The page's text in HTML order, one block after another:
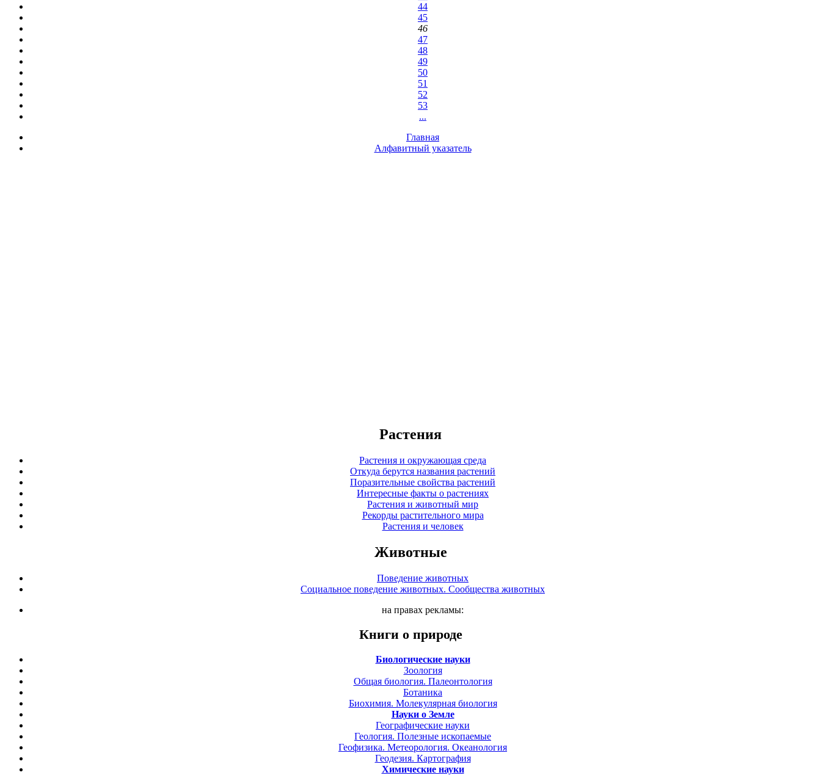
44
45
46
47
48
49
50
51
52
53
...
Главная
Алфавитный указатель
Растения
Растения и окружающая среда
Откуда берутся названия растений
Поразительные свойства растений
Интересные факты о растениях
Растения и животный мир
Рекорды растительного мира
Растения и человек
Животные
Поведение животных
Социальное поведение животных. Сообщества животных
на правах рекламы:
Книги о природе
Биологические науки
Зоология
Общая биология. Палеонтология
Ботаника
Биохимия. Молекулярная биология
Науки о Земле
Географические науки
Геология. Полезные ископаемые
Геофизика. Метеорология. Океанология
Геодезия. Картография
Химические науки